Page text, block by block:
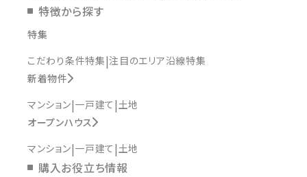
特徴から探す
特集
こだわり条件特集 注目のエリア沿線特集
新着物件
マンション 一戸建て 土地
オープンハウス
マンション 一戸建て 土地
購入お役立ち情報